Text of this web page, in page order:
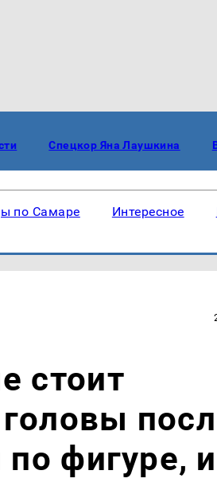
Спецкор Яна Лаушкина
по Самаре Интересное
стоит
по фигуре,